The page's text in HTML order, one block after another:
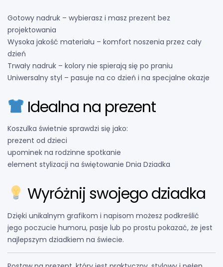
Gotowy nadruk – wybierasz i masz prezent bez
projektowania
Wysoka jakość materiału – komfort noszenia przez cały
dzień
Trwały nadruk – kolory nie spierają się po praniu
Uniwersalny styl – pasuje na co dzień i na specjalne okazje
Idealna na prezent
Koszulka świetnie sprawdzi się jako:
prezent od dzieci
upominek na rodzinne spotkanie
element stylizacji na świętowanie Dnia Dziadka
Wyróżnij swojego dziadka
Dzięki unikalnym grafikom i napisom możesz podkreślić
jego poczucie humoru, pasje lub po prostu pokazać, że jest
najlepszym dziadkiem na świecie.